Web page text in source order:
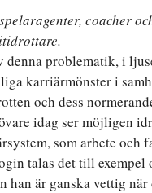
coacher
problematik, i
karriärmönster i
och dess
idag ser möjligen
som arbete
talas det till exempel
är ganska vettig